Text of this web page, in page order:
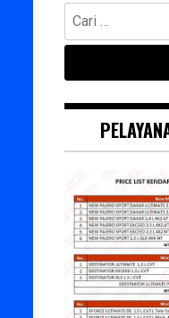
Cari
untuk: